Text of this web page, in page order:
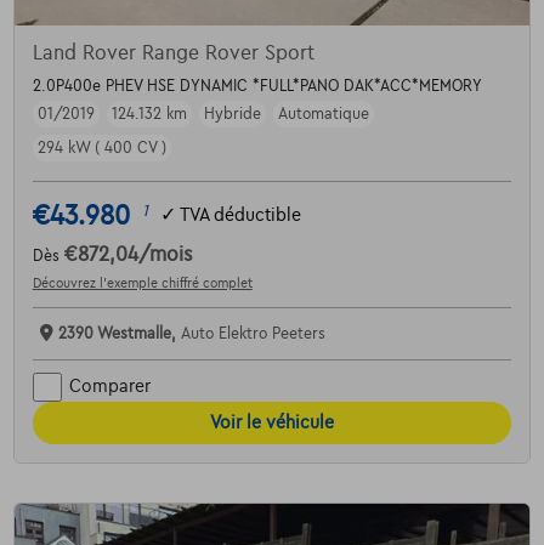
Land Rover Range Rover Sport
2.0P400e PHEV HSE DYNAMIC *FULL*PANO DAK*ACC*MEMORY
01/2019
124.132 km Hybride
Automatique
294 kW ( 400 CV )
€43.980 1 ✓ TVA déductible
Dès €872,04/mois
Découvrez l’exemple chiffré complet
2390 Westmalle, Auto Elektro Peeters
Comparer
Voir le véhicule